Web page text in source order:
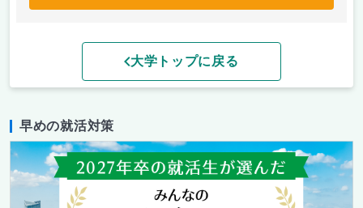
大学トップに戻る
早めの就活対策